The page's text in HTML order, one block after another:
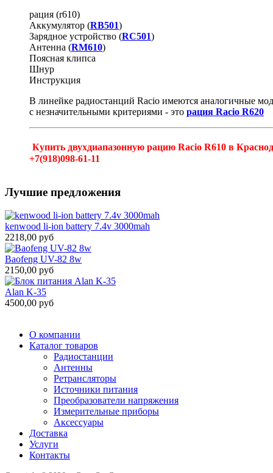
рация (r610)
Аккумулятор (RB501)
Зарядное устройство (RC501)
Антенна (RM610)
Поясная клипса
Шнур
Инструкция
В линейке радиостанций Racio имеются аналогичные
с незначительными критериями - это рация Racio R620
Купить двухдиапазонную рацию Racio R610 в
+7(918)098-61-11
Лучшие предложения
kenwood li-ion battery 7.4v 3000mah
2218,00 руб
Baofeng UV-82 8w
2150,00 руб
Alan K-35
4500,00 руб
О компании
Каталог товаров
Радиостанции
Антенны
Ретрансляторы
Источники питания
Преобразователи напряжения
Измерительные приборы
Аксессуары
Доставка
Услуги
Контакты